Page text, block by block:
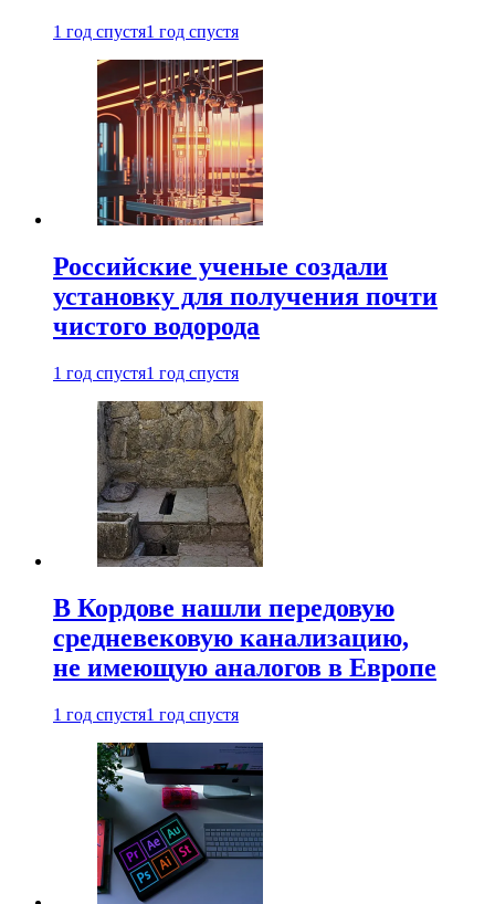
1 год спустя1 год спустя
Российские ученые создали
установку для получения почти
чистого водорода
1 год спустя1 год спустя
В Кордове нашли передовую
средневековую канализацию,
не имеющую аналогов в Европе
1 год спустя1 год спустя